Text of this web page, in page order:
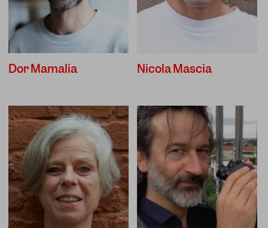
Dor Mamalia Nicola Mascia